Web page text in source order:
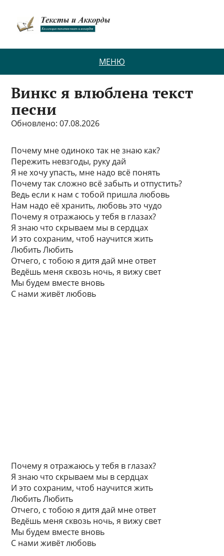
МЕНЮ
Винкс я влюблена текст
песни
Обновлено: 07.08.2026
Почему мне одиноко так не знаю как?
Пережить невзгоды, руку дай
Я не хочу упасть, мне надо всё понять
Почему так сложно всё забыть и отпустить?
Ведь если к нам с тобой пришла любовь
Нам надо её хранить, любовь это чудо
Почему я отражаюсь у тебя в глазах?
Я знаю что скрываем мы в сердцах
И это сохраним, чтоб научится жить
Любить Любить
Отчего, с тобою я дитя дай мне ответ
Ведёшь меня сквозь ночь, я вижу свет
Мы будем вместе вновь
С нами живёт любовь
Почему я отражаюсь у тебя в глазах?
Я знаю что скрываем мы в сердцах
И это сохраним, чтоб научится жить
Любить Любить
Отчего, с тобою я дитя дай мне ответ
Ведёшь меня сквозь ночь, я вижу свет
Мы будем вместе вновь
С нами живёт любовь